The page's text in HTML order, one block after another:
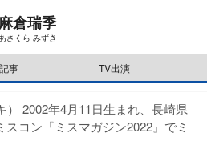
e
麻倉瑞季
さくら みずき
記事 TV出演
） 2002年4月11日生まれ、長崎県
コン『ミスマガジン2022』でミ